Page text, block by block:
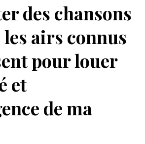
des chansons
airs connus
pour louer
et
de ma